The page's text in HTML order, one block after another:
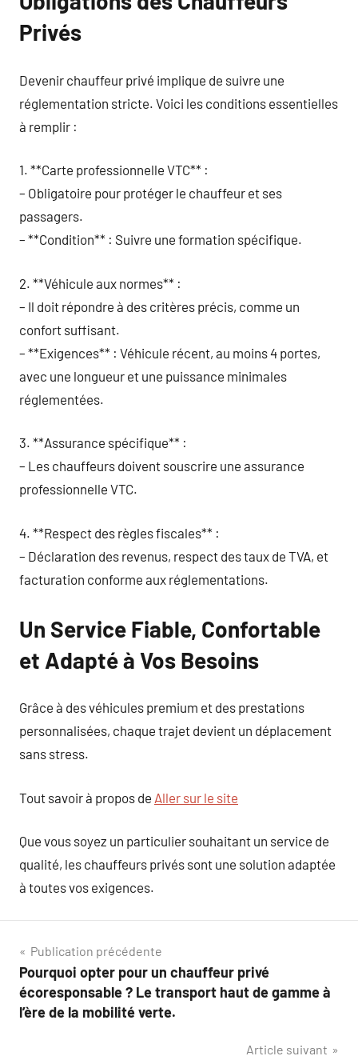
Privés
Devenir chauffeur privé implique de suivre une
réglementation stricte. Voici les conditions essentielles
à remplir :
1. **Carte professionnelle VTC** :
– Obligatoire pour protéger le chauffeur et ses
passagers.
– **Condition** : Suivre une formation spécifique.
2. **Véhicule aux normes** :
– Il doit répondre à des critères précis, comme un
confort suffisant.
– **Exigences** : Véhicule récent, au moins 4 portes,
avec une longueur et une puissance minimales
réglementées.
3. **Assurance spécifique** :
– Les chauffeurs doivent souscrire une assurance
professionnelle VTC.
4. **Respect des règles fiscales** :
– Déclaration des revenus, respect des taux de TVA, et
facturation conforme aux réglementations.
Un Service Fiable, Confortable
et Adapté à Vos Besoins
Grâce à des véhicules premium et des prestations
personnalisées, chaque trajet devient un déplacement
sans stress.
Tout savoir à propos de Aller sur le site
Que vous soyez un particulier souhaitant un service de
qualité, les chauffeurs privés sont une solution adaptée
à toutes vos exigences.
Navigation
de
l’article
Publication précédente
Pourquoi opter pour un chauffeur privé
écoresponsable ? Le transport haut de gamme à
l’ère de la mobilité verte.
Article suivant